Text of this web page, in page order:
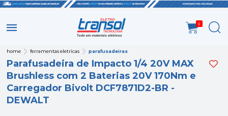
0
home ferramentas eletricas parafusadeiras
Parafusadeira de Impacto 1/4 20V MAX
Brushless com 2 Baterias 20V 170Nm e
Carregador Bivolt DCF7871D2-BR -
DEWALT